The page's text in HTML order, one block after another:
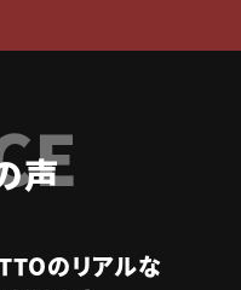
声
のリアルな